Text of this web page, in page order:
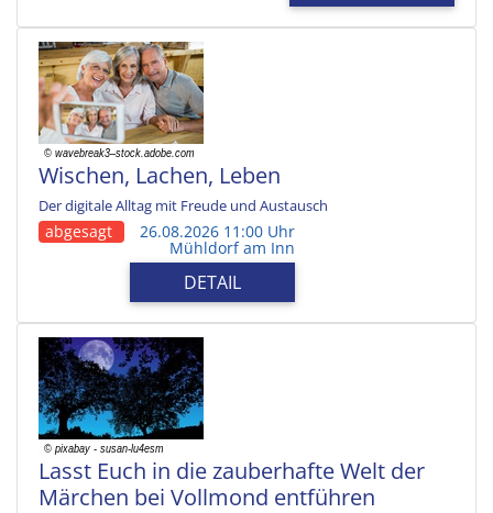
Wischen, Lachen, Leben
Der digitale Alltag mit Freude und Austausch
abgesagt 26.08.2026 11:00 Uhr
Mühldorf am Inn
DETAIL
Lasst Euch in die zauberhafte Welt der
Märchen bei Vollmond entführen